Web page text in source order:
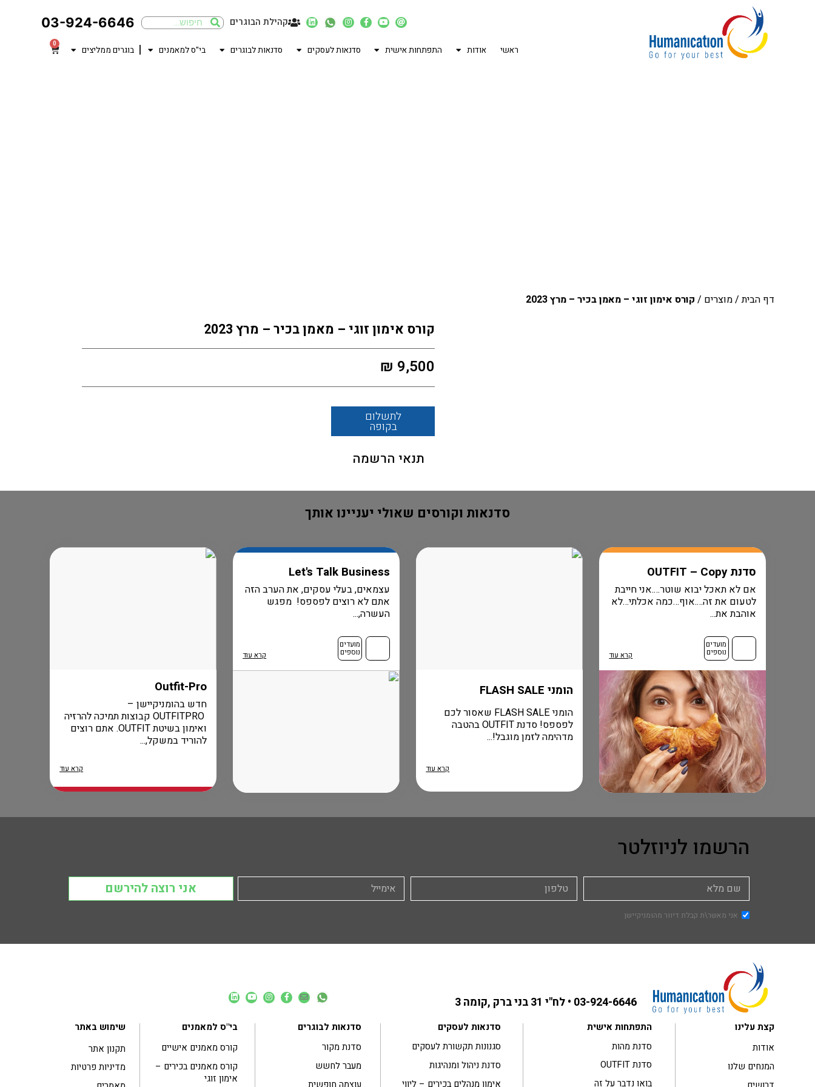
קהילת הבוגרים 03-924-6646
ראשי אודות התפתחות אישית סדנאות לעסקים סדנאות לבוגרים בי"ס למאמנים בוגרים ממליצים
0
דף הבית/מוצרים / קורס אימון זוגי – מאמן בכיר – מרץ 2023
קורס אימון זוגי – מאמן בכיר – מרץ 2023
₪ 9,500
לתשלום
בקופה
תנאי הרשמה
סדנאות וקורסים שאולי יעניינו אותך
סדנת OUTFIT – Copy
אם לא תאכל יבוא שוטר….אני חייבת
לטעום את זה….אוף…כמה אכלתי…לא
אוהבת את...
מועדים
נוספים קרא עוד
הומני FLASH SALE
הומני FLASH SALE שאסור לכם
לפספס! סדנת OUTFIT בהטבה
מדהימה לזמן מוגבל!...
קרא עוד
Let's Talk Business
עצמאים, בעלי עסקים, את הערב הזה
אתם לא רוצים לפספס! מפגש
העשרה,...
מועדים
נוספים קרא עוד
Outfit-Pro
חדש בהומניקיישן –
OUTFITPRO קבוצות תמיכה להרזיה
ואימון בשיטת OUTFIT. אתם רוצים
להוריד במשקל,...
קרא עוד
הרשמו לניוזלטר
אני מאשר\ת קבלת דיוור מהומניקיישן
אני רוצה להירשם
03-924-6646 • לח"י 31 בני ברק ,קומה 3
קצת עלינו
אודות
המנחים שלנו
התפתחות אישית
סדנת מהות
סדנת OUTFIT
בואו נדבר על זה
סדנאות לעסקים
סגנונות תקשורת לעסקים
סדנת ניהול ומנהיגות
אימון מנהלים בכירים – ליווי
סדנאות לבוגרים
סדנת מקור
מעבר לחשש
בי"ס למאמנים
קורס מאמנים אישיים
קורס מאמנים בכירים –
אימון זוגי
שימוש באתר
תקנון אתר
מדיניות פרטיות